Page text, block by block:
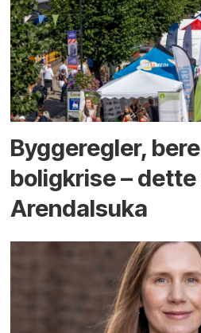
Bygge­regler,
bolig­krise – dette
Arendals­uka